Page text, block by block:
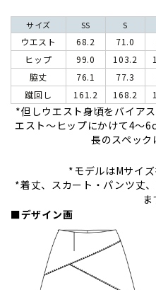
サイズ SS S
ウエスト 68.2 71.0
ヒップ
99.0 103.2
脇丈
76.1 77.3
蹴回し
161.2 168.2
*但しウエスト身頃をバイア
エスト～ヒップにかけて4～
長のスペック
*モデルはMサイズ
*着丈、スカート・パンツ丈
ま
■デザイン画